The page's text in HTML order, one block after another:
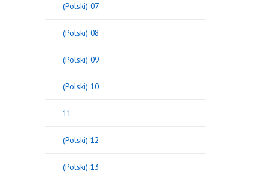
(Polski) 07
(Polski) 08
(Polski) 09
(Polski) 10
11
(Polski) 12
(Polski) 13